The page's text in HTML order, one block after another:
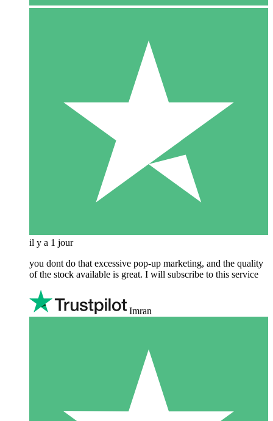
il y a 1 jour
you dont do that excessive pop-up marketing, and the quality
of the stock available is great. I will subscribe to this service
Imran